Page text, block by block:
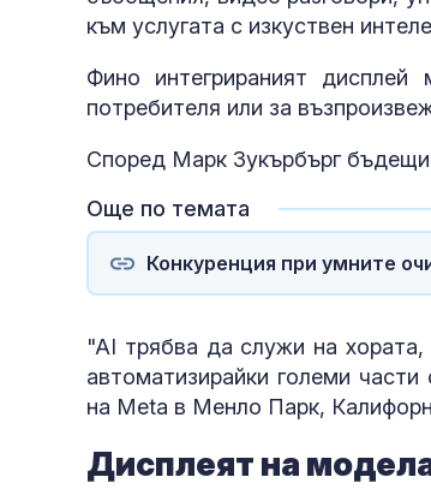
към услугата с изкуствен
Фино интегрираният
потребителя или за
Според Марк Зукърбърг
Още по темата
Конкуренция при умните
"AI трябва да служи на
автоматизирайки големи
на Meta в Менло Парк,
Дисплеят на